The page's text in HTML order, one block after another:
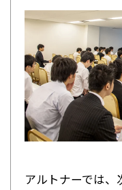
アルトナーでは